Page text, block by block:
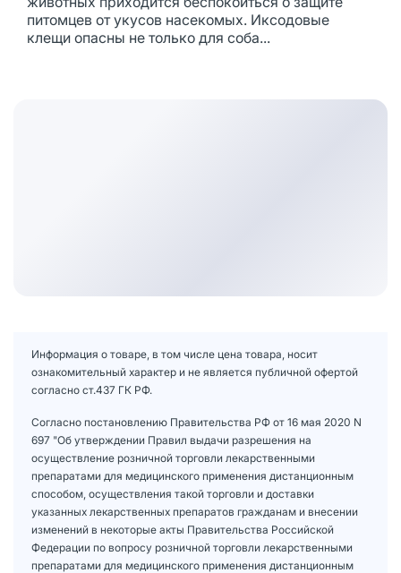
питомцев от укусов насекомых. Иксодовые
клещи опасны не только для соба...
Информация о товаре, в том числе цена товара, носит
ознакомительный характер и не является публичной офертой
согласно ст.437 ГК РФ.
Согласно постановлению Правительства РФ от 16 мая 2020 N
697 "Об утверждении Правил выдачи разрешения на
осуществление розничной торговли лекарственными
препаратами для медицинского применения дистанционным
способом, осуществления такой торговли и доставки
указанных лекарственных препаратов гражданам и внесении
изменений в некоторые акты Правительства Российской
Федерации по вопросу розничной торговли лекарственными
препаратами для медицинского применения дистанционным